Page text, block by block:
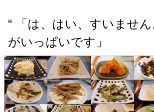
“ 「は、はい、すいませ
がいっぱいです」